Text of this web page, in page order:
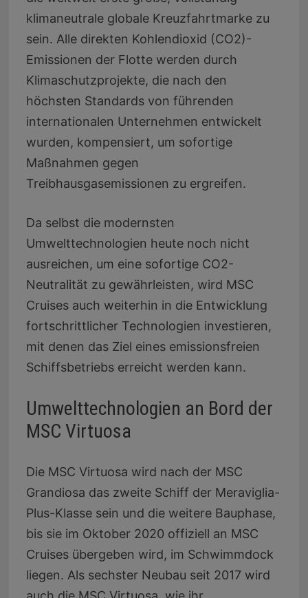
klimaneutrale globale Kreuzfahrtmarke zu
sein. Alle direkten Kohlendioxid (CO2)-
Emissionen der Flotte werden durch
Klimaschutzprojekte, die nach den
höchsten Standards von führenden
internationalen Unternehmen entwickelt
wurden, kompensiert, um sofortige
Maßnahmen gegen
Treibhausgasemissionen zu ergreifen.
Da selbst die modernsten
Umwelttechnologien heute noch nicht
ausreichen, um eine sofortige CO2-
Neutralität zu gewährleisten, wird MSC
Cruises auch weiterhin in die Entwicklung
fortschrittlicher Technologien investieren,
mit denen das Ziel eines emissionsfreien
Schiffsbetriebs erreicht werden kann.
Umwelttechnologien an Bord der
MSC Virtuosa
Die MSC Virtuosa wird nach der MSC
Grandiosa das zweite Schiff der Meraviglia-
Plus-Klasse sein und die weitere Bauphase,
bis sie im Oktober 2020 offiziell an MSC
Cruises übergeben wird, im Schwimmdock
liegen. Als sechster Neubau seit 2017 wird